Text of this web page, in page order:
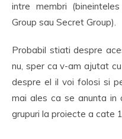
intre membri
Group sau Secret Group).
Probabil stiati despre
nu, sper ca v-am ajutat
despre el il voi folosi si
mai ales ca se anunta in
grupuri la proiecte a cate